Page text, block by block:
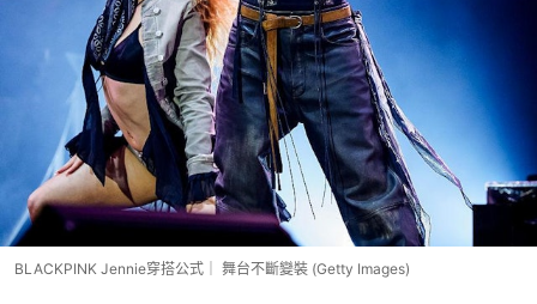
BLACKPINK Jennie穿搭公式｜ 舞台不斷變裝 (Getty Images)